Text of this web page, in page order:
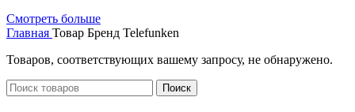
Смотреть больше
Главная Товар Бренд Telefunken
Товаров, соответствующих вашему запросу, не обнаружено.
Поиск